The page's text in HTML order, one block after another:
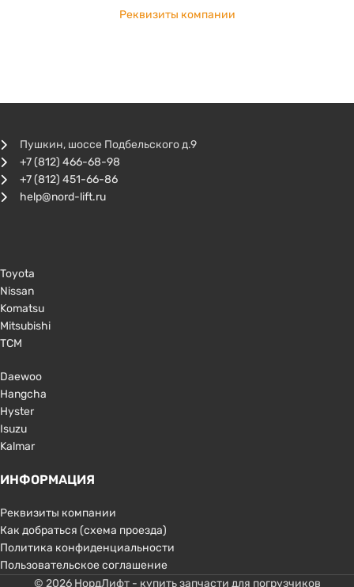
Реквизиты компании
Пушкин, шоссе Подбельского д.9
+7 (812) 466-68-98
+7 (812) 451-66-86
help@nord-lift.ru
Toyota
Nissan
Komatsu
Mitsubishi
TCM
Daewoo
Hangcha
Hyster
Isuzu
Kalmar
ИНФОРМАЦИЯ
Реквизиты компании
Как добраться (схема проезда)
Политика конфиденциальности
Пользовательское соглашение
© 2026 НордЛифт - купить запчасти для погрузчиков